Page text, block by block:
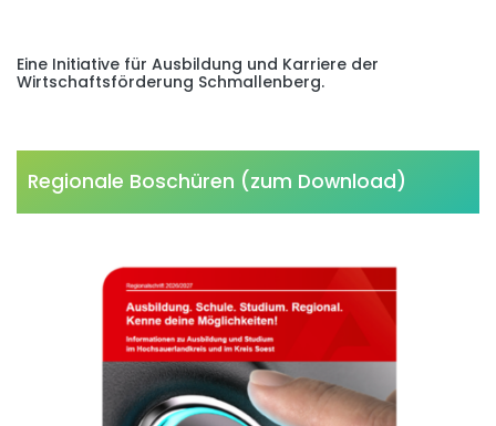
Eine Initiative für Ausbildung und Karriere der
Wirtschaftsförderung Schmallenberg.
Regionale Boschüren (zum Download)